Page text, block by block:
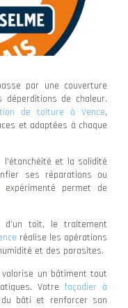
par une couverture
de chaleur.
de toiture à Vence,
et adaptées à chaque
l'étanchéité et la solidité
ses réparations ou
expérimenté permet de
toit, le traitement
réalise les opérations
et des parasites.
un bâtiment tout
Votre façadier à
bâti et renforcer son